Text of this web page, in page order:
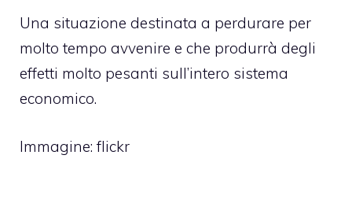
Una situazione destinata a perdurare per
molto tempo avvenire e che produrrà degli
effetti molto pesanti sull’intero sistema
economico.
Immagine: flickr